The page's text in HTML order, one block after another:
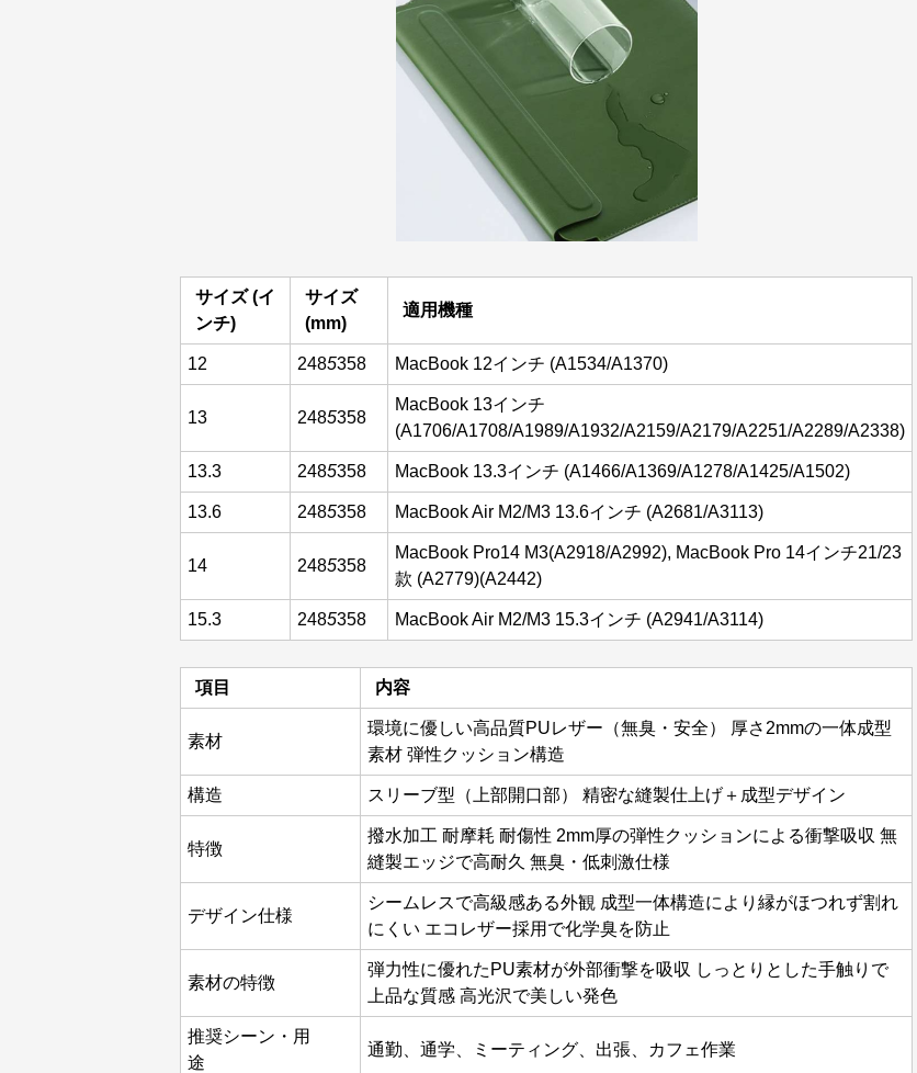
サイズ (イ
ンチ)
サイズ
(mm)
適用機種
12 2485358 MacBook 12インチ (A1534/A1370)
13 2485358
MacBook 13インチ
(A1706/A1708/A1989/A1932/A2159/A2179/A2251/A2289/A2338)
13.3 2485358 MacBook 13.3インチ (A1466/A1369/A1278/A1425/A1502)
13.6 2485358 MacBook Air M2/M3 13.6インチ (A2681/A3113)
14 2485358
MacBook Pro14 M3(A2918/A2992), MacBook Pro 14インチ21/23
款 (A2779)(A2442)
15.3 2485358 MacBook Air M2/M3 15.3インチ (A2941/A3114)
項目 内容
素材
環境に優しい高品質PUレザー（無臭・安全） 厚さ2mmの一体成型
素材 弾性クッション構造
構造 スリーブ型（上部開口部） 精密な縫製仕上げ＋成型デザイン
特徴
撥水加工 耐摩耗 耐傷性 2mm厚の弾性クッションによる衝撃吸収 無
縫製エッジで高耐久 無臭・低刺激仕様
デザイン仕様
シームレスで高級感ある外観 成型一体構造により縁がほつれず割れ
にくい エコレザー採用で化学臭を防止
素材の特徴
弾力性に優れたPU素材が外部衝撃を吸収 しっとりとした手触りで
上品な質感 高光沢で美しい発色
推奨シーン・用
途
通勤、通学、ミーティング、出張、カフェ作業